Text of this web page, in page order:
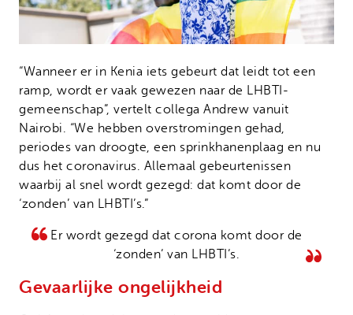
“Wanneer er in Kenia iets gebeurt dat leidt tot een
ramp, wordt er vaak gewezen naar de LHBTI-
gemeenschap”, vertelt collega Andrew vanuit
Nairobi. “We hebben overstromingen gehad,
periodes van droogte, een sprinkhanenplaag en nu
dus het coronavirus. Allemaal gebeurtenissen
waarbij al snel wordt gezegd: dat komt door de
‘zonden’ van LHBTI’s.”
Er wordt gezegd dat corona komt door de
‘zonden’ van LHBTI’s.
Gevaarlijke ongelijkheid